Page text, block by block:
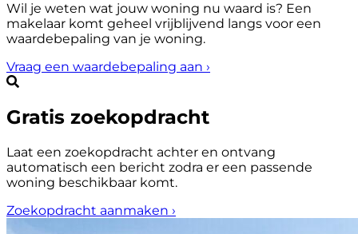
Wil je weten wat jouw woning nu waard is? Een
makelaar komt geheel vrijblijvend langs voor een
waardebepaling van je woning.
Vraag een waardebepaling aan ›
Gratis zoekopdracht
Laat een zoekopdracht achter en ontvang
automatisch een bericht zodra er een passende
woning beschikbaar komt.
Zoekopdracht aanmaken ›